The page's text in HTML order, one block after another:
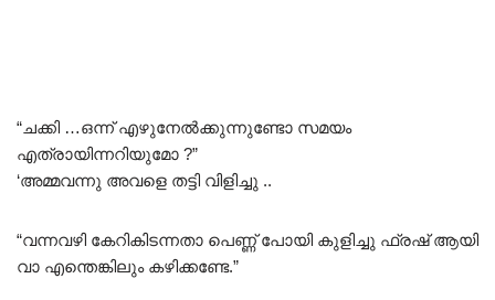
“ചക്കി …ഒന്ന് എഴുനേൽക്കുന്നുണ്ടോ സമയം
എത്രായിന്നറിയുമോ ?”
‘അമ്മവന്നു അവളെ തട്ടി വിളിച്ചു ..
“വന്നവഴി കേറികിടന്നതാ പെണ്ണ് പോയി കുളിച്ചു ഫ്രഷ് ആയി
വാ എന്തെങ്കിലും കഴിക്കണ്ടേ.”